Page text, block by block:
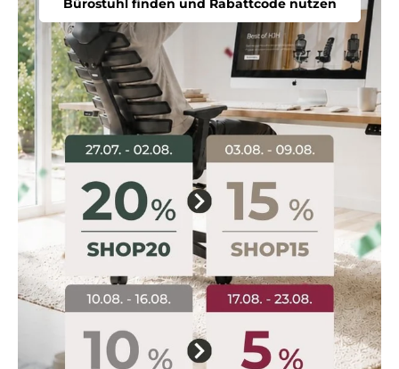
Bürostuhl finden und Rabattcode nutzen